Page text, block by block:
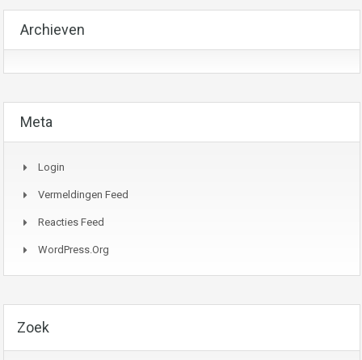
Archieven
Meta
Login
Vermeldingen Feed
Reacties Feed
WordPress.org
Zoek